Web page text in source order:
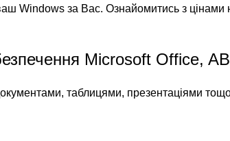
Windows за Вас. Ознайомитись з цінами
Microsoft Office,
таблицями, презентаціями